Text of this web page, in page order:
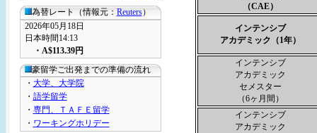
為替レート（情報元： Reuters）
2026年05月18日
日本時間14:13
・ A$113.39円
豪留学ご出発までの準備の流れ
・ 大学、大学院
・ 語学留学
・ 専門、ＴＡＦＥ留学
・ ワーキングホリデー
（CAE）
インテンシブ
アカデミック（1年）
インテンシブ
アカデミック
セメスター
（6ヶ月間）
インテンシブ
アカデミック